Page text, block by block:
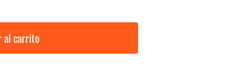
al carrito